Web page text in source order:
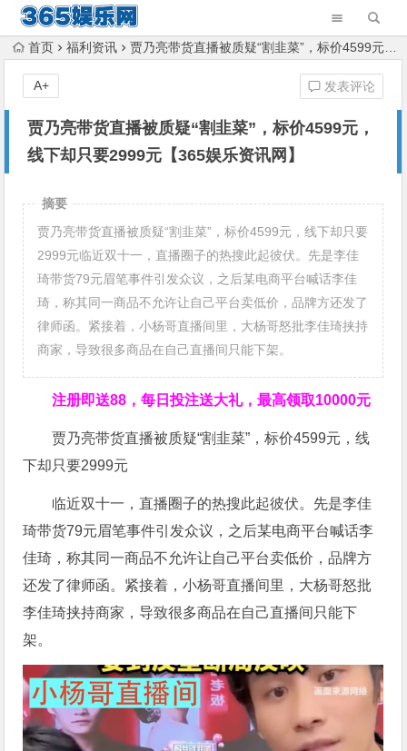
首页 福利资讯 贾乃亮带货直播被质疑“割韭菜”，标价4599元，线下却只要2999元【365娱乐资讯网】
贾乃亮带货直播被质疑“割韭菜”，标价4599元，
线下却只要2999元【365娱乐资讯网】
发表评论
A+
摘要
贾乃亮带货直播被质疑“割韭菜”，标价4599元，线下却只要
2999元临近双十一，直播圈子的热搜此起彼伏。先是李佳
琦带货79元眉笔事件引发众议，之后某电商平台喊话李佳
琦，称其同一商品不允许让自己平台卖低价，品牌方还发了
律师函。紧接着，小杨哥直播间里，大杨哥怒批李佳琦挟持
商家，导致很多商品在自己直播间只能下架。
注册即送88，每日投注送大礼，最高领取10000元
贾乃亮带货直播被质疑“割韭菜”，标价4599元，线
下却只要2999元
临近双十一，直播圈子的热搜此起彼伏。先是李佳
琦带货79元眉笔事件引发众议，之后某电商平台喊话李
佳琦，称其同一商品不允许让自己平台卖低价，品牌方
还发了律师函。紧接着，小杨哥直播间里，大杨哥怒批
李佳琦挟持商家，导致很多商品在自己直播间只能下
架。